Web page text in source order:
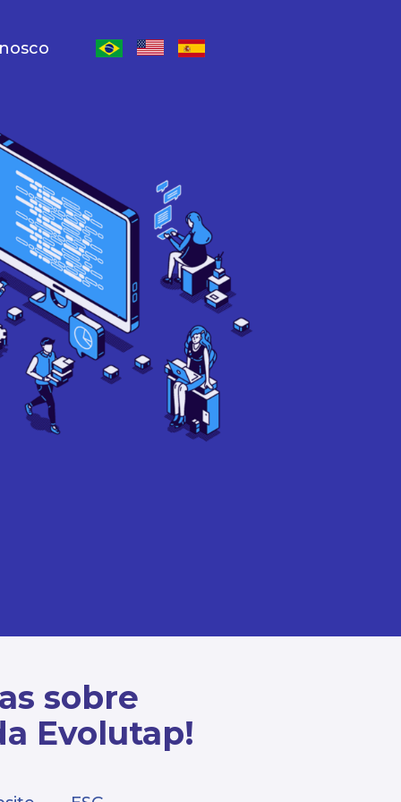
sobre
Evolutap!